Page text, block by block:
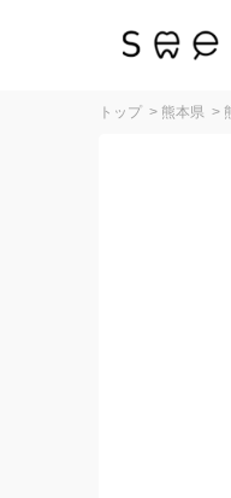
トップ > 熊本県 >